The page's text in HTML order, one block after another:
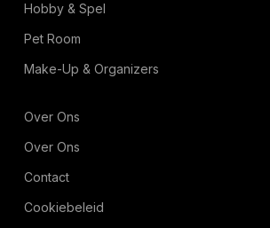
Hobby & Spel
Pet Room
Make-Up & Organizers
Over Ons
Over Ons
Contact
Cookiebeleid